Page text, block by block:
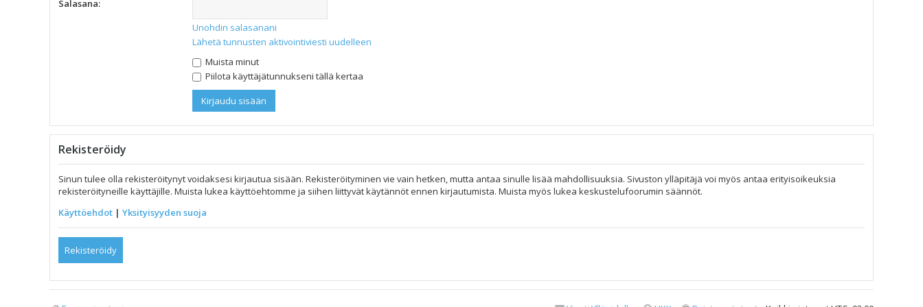
Salasana:
Unohdin salasanani
Lähetä tunnusten aktivointiviesti uudelleen
Muista minut
Piilota käyttäjätunnukseni tällä kertaa
Rekisteröidy
Sinun tulee olla rekisteröitynyt voidaksesi kirjautua sisään. Rekisteröityminen vie vain hetken, mutta antaa sinulle lisää mahdollisuuksia. Sivuston ylläpitäjä voi myös antaa erityisoikeuksia
rekisteröityneille käyttäjille. Muista lukea käyttöehtomme ja siihen liittyvät käytännöt ennen kirjautumista. Muista myös lukea keskustelufoorumin säännöt.
Käyttöehdot | Yksityisyyden suoja
Rekisteröidy